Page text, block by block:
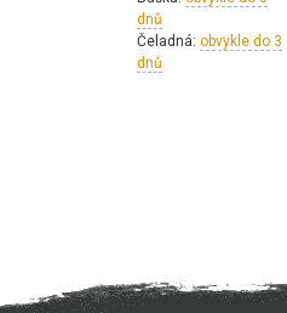
dnů
Čeladná: obvykle do 3
dnů